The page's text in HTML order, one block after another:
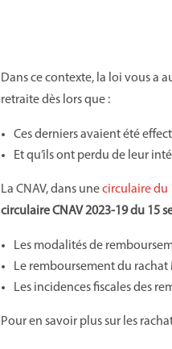
Dans ce contexte, la loi vous a
retraite dès lors que :
Ces derniers avaient été
Et qu’ils ont perdu de leur
La CNAV, dans unecirculaire du
circulaire CNAV 2023-19 du 15
Les modalités de
Le remboursement du
Les incidences fiscales des
Pour en savoir plus sur les